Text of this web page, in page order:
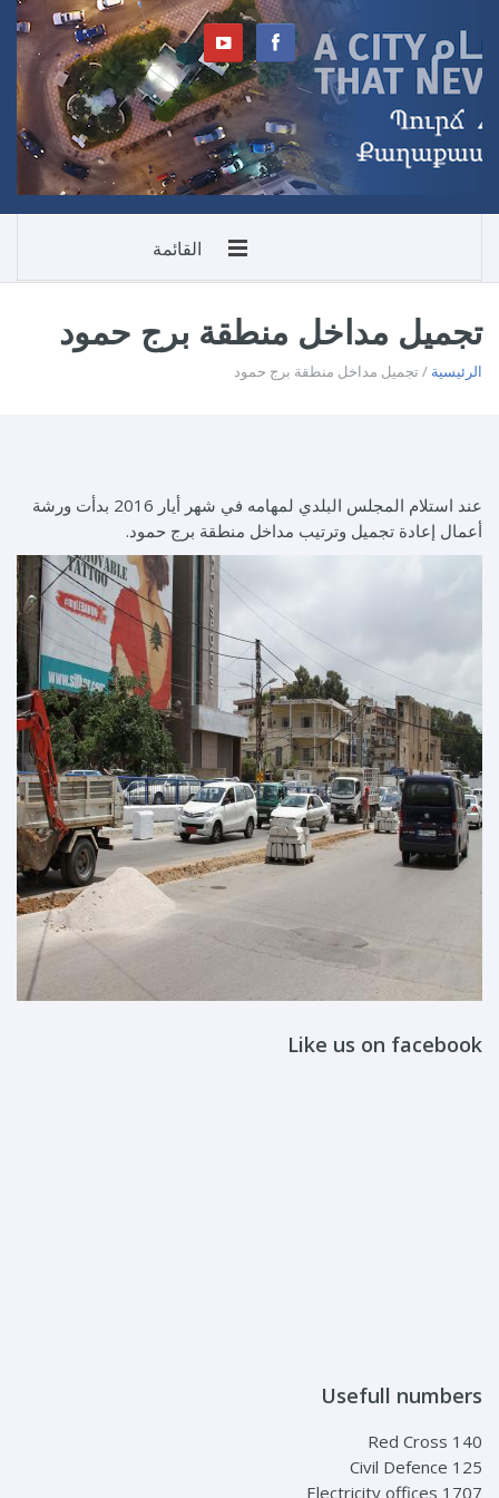
القائمة
تجميل مداخل منطقة برج حمود
الرئيسية / تجميل مداخل منطقة برج حمود
عند استلام المجلس البلدي لمهامه في شهر أيار 2016 بدأت ورشة
أعمال إعادة تجميل وترتيب مداخل منطقة برج حمود.
Like us on facebook
Usefull numbers
Red Cross 140
Civil Defence 125
Electricity offices 1707